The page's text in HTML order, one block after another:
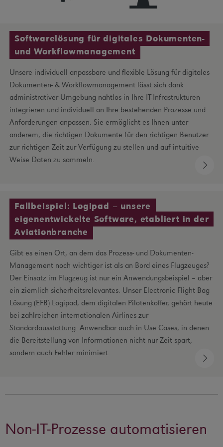
Softwarelösung für digitales Dokumenten-
und Workflowmanagement
Unsere individuell anpassbare und flexible Lösung für digitales
Dokumenten- & Workflowmanagement lässt sich dank
administrativer Umgebung nahtlos in Ihre IT-Infrastrukturen
integrieren und individuell an Ihre bestehenden Prozesse und
Anforderungen anpassen. Sie ermöglicht es Ihnen unter
anderem, die richtigen Dokumente für den richtigen Benutzer
zur richtigen Zeit zur Verfügung zu stellen und auf intuitive
Weise Daten zu sammeln.
Fallbeispiel: Logipad – unsere
eigenentwickelte Software, etabliert in der
Aviationbranche
Gibt es einen Ort, an dem das Prozess- und Dokumenten-
Management noch wichtiger ist als an Bord eines Flugzeuges?
Der Einsatz im Flugzeug ist nur ein Anwendungsbeispiel – aber
ein ziemlich sicherheitsrelevantes. Unser Electronic Flight Bag
Lösung (EFB) Logipad, dem digitalen Pilotenkoffer, gehört heute
bei zahlreichen internationalen Airlines zur
Standardausstattung. Anwendbar auch in Use Cases, in denen
die Bereitstellung von Informationen nicht nur Zeit spart,
sondern auch Fehler minimiert.
Non-IT-Prozesse automatisieren